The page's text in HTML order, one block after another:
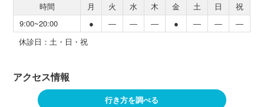
時間 月 火 水 木 金 土 日
祝
9:00~20:00
● ― ― ― ● ― ―
―
休診日：土・日・祝
アクセス情報
行き方を調べる